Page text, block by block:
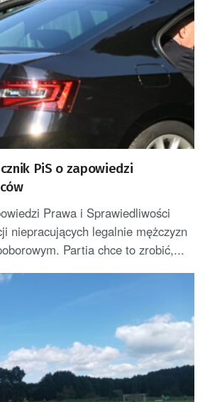
Prawa i Sprawiedliwości
niepracujących legalnie mężczyzn
Partia chce to zrobić,...